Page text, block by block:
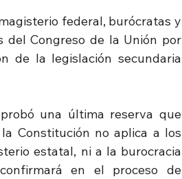
federal, burócratas y
del Congreso de la Unión por
de la legislación secundaria
una última reserva que
Constitución no aplica a los
estatal, ni a la burocracia
en el proceso de